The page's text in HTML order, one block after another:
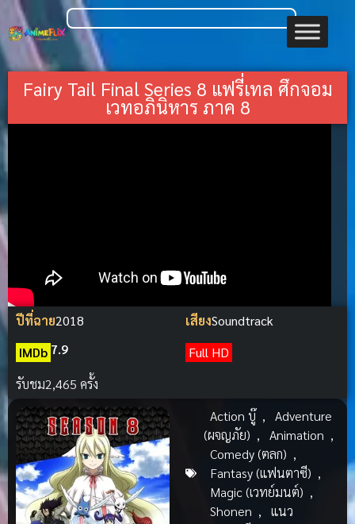
Fairy Tail Final Series 8 แฟรี่เทล ศึกจอม
เวทอภินิหาร ภาค 8
ปีที่ฉาย2018 เสียงSoundtrack
IMDb 7.9
Full HD
รับชม2,465 ครั้ง
Action บู๊ ,
Adventure
(ผจญภัย) , Animation ,
Comedy (ตลก) ,
Fantasy (แฟนตาซี) ,
Magic (เวทย์มนต์) ,
Shonen ,
แนว